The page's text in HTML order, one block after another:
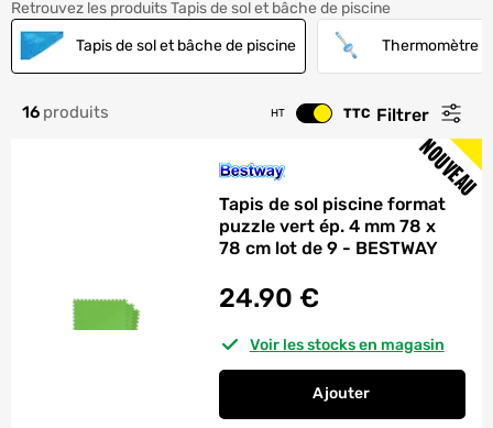
Tapis de sol et bâche de
Retrouvez les produits Tapis de sol et bâche de piscine
Tapis de sol et bâche de piscine
Thermomètre
16 produits HT Changer le prix
TTC Filtrer
NOUVEAU
Tapis de sol piscine format
puzzle vert ép. 4 mm 78 x
78 cm lot de 9 - BESTWAY
24.90 €
Voir les stocks en magasin
Ajouter